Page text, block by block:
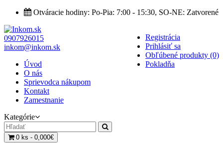
Otváracie hodiny: Po-Pia: 7:00 - 15:30, SO-NE: Zatvorené
Registrácia
Prihlásiť sa
Obľúbené produkty (0)
Pokladňa
0907926015
inkom@inkom.sk
Úvod
O nás
Sprievodca nákupom
Kontakt
Zamestnanie
Kategórie
0 ks - 0,000€